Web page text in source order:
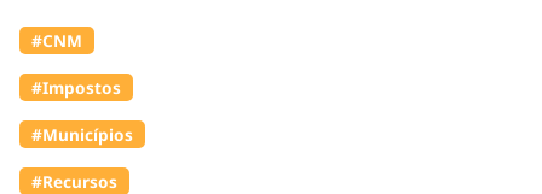
#CNM
#Impostos
#Municípios
#Recursos